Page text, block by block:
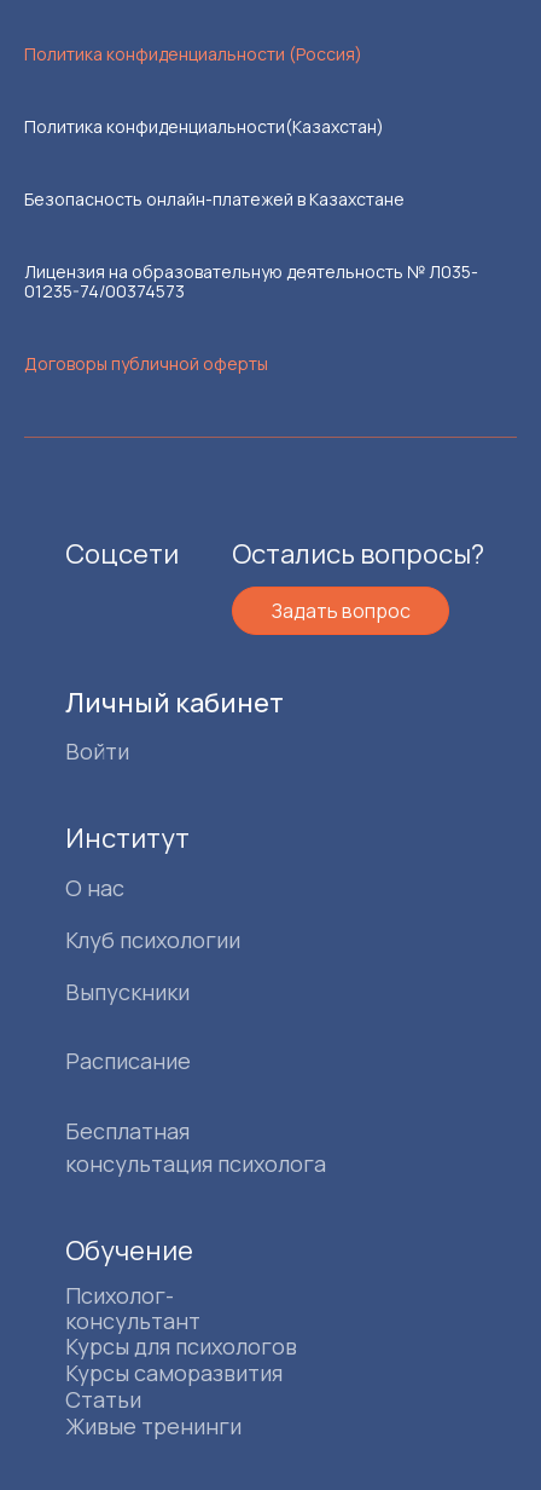
Политика конфиденциальности (Россия)
Политика конфиденциальности(Казахстан)
Безопасность онлайн-платежей в Казахстане
Лицензия на образовательную деятельность № Л035-
01235-74/00374573
Договоры публичной оферты
Расписание
Клуб психологии
Бесплатная
консультация психолога
Выпускники
Личный кабинет
Войти
Институт
О нас
Обучение
Психолог-
консультант
Курсы для психологов
Курсы саморазвития
Статьи
Живые тренинги
Соцсети Остались вопросы?
Задать вопрос